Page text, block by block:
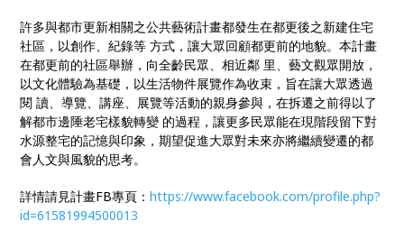
許多與都市更新相關之公共藝術計畫都發生在都更後之新建住宅
社區，以創作、紀錄等 方式，讓大眾回顧都更前的地貌。本計畫
在都更前的社區舉辦，向全齡民眾、相近鄰 里、藝文觀眾開放，
以文化體驗為基礎，以生活物件展覽作為收束，旨在讓大眾透過
閱 讀、導覽、講座、展覽等活動的親身參與，在拆遷之前得以了
解都市邊陲老宅樣貌轉變 的過程，讓更多民眾能在現階段留下對
水源整宅的記憶與印象，期望促進大眾對未來亦將繼續變遷的都
會人文與風貌的思考。
詳情請見計畫FB專頁：https://www.facebook.com/profile.php?
id=61581994500013